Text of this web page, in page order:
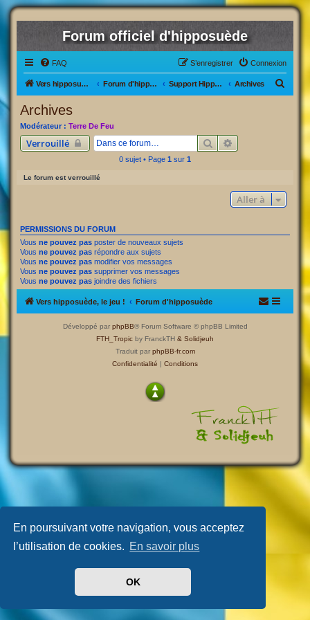
En poursuivant votre navigation, vous acceptez
l’utilisation de cookies. En savoir plus
OK
Forum officiel d'hipposuède
FAQ Connexion
S’enregistrer
Vers hipposuède, le jeu ! Forum d'hipposuède Support Hipposuède Archives
Archives
Modérateur : Terre De Feu
Verrouillé RechercherRecherche
0 sujet • Page 1 sur 1
Le forum est verrouillé
Aller à
PERMISSIONS DU FORUM
Vous ne pouvez pas poster de nouveaux sujets
Vous ne pouvez pas répondre aux sujets
Vous ne pouvez pas modifier vos messages
Vous ne pouvez pas supprimer vos messages
Vous ne pouvez pas joindre des fichiers
Vers hipposuède, le jeu ! Forum d'hipposuède
Développé par phpBB® Forum Software © phpBB Limited
FTH_Tropic by FranckTH & Solidjeuh
Traduit par phpBB-fr.com
Confidentialité | Conditions